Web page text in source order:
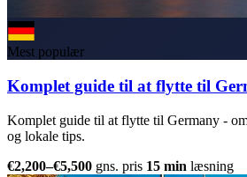
Mest populær
Komplet guide til at flytte til
Komplet guide til at flytte til Germany -
og lokale tips.
€2,200–€5,500 gns. pris 15 min læsning